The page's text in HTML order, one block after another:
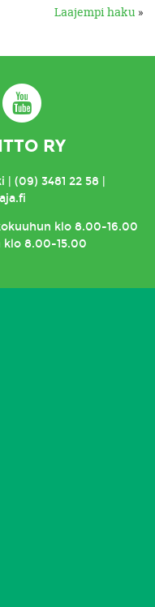
Laajempi haku »
RY
(09) 3481 22 58 |
klo 8.00-16.00
klo 8.00-15.00